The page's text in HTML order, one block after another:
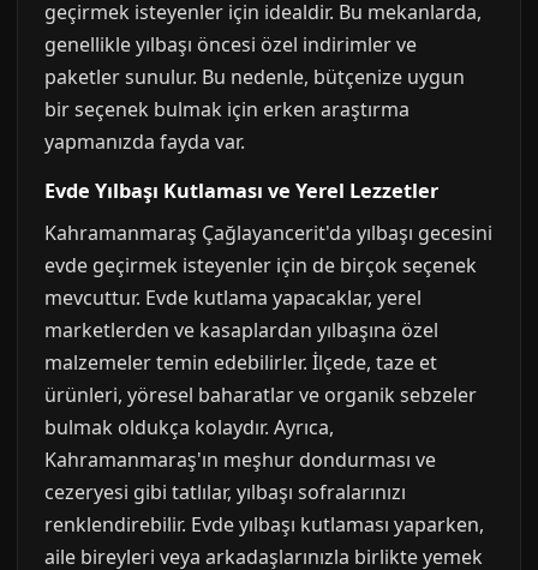
geçirmek isteyenler için idealdir. Bu mekanlarda,
genellikle yılbaşı öncesi özel indirimler ve
paketler sunulur. Bu nedenle, bütçenize uygun
bir seçenek bulmak için erken araştırma
yapmanızda fayda var.
Evde Yılbaşı Kutlaması ve Yerel Lezzetler
Kahramanmaraş Çağlayancerit'da yılbaşı gecesini
evde geçirmek isteyenler için de birçok seçenek
mevcuttur. Evde kutlama yapacaklar, yerel
marketlerden ve kasaplardan yılbaşına özel
malzemeler temin edebilirler. İlçede, taze et
ürünleri, yöresel baharatlar ve organik sebzeler
bulmak oldukça kolaydır. Ayrıca,
Kahramanmaraş'ın meşhur dondurması ve
cezeryesi gibi tatlılar, yılbaşı sofralarınızı
renklendirebilir. Evde yılbaşı kutlaması yaparken,
aile bireyleri veya arkadaşlarınızla birlikte yemek